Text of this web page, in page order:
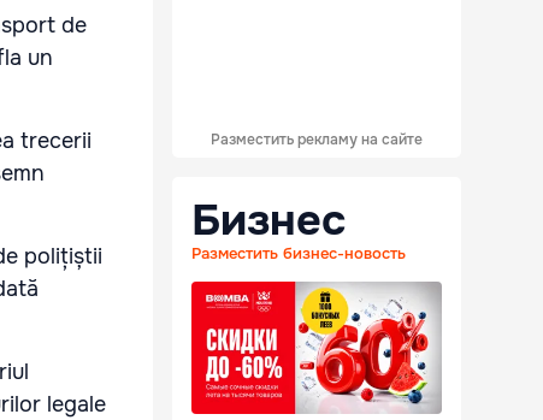
de
un
trecerii
polițiștii
legale
Разместить рекламу на сайте
Бизнес
Разместить бизнес-новость